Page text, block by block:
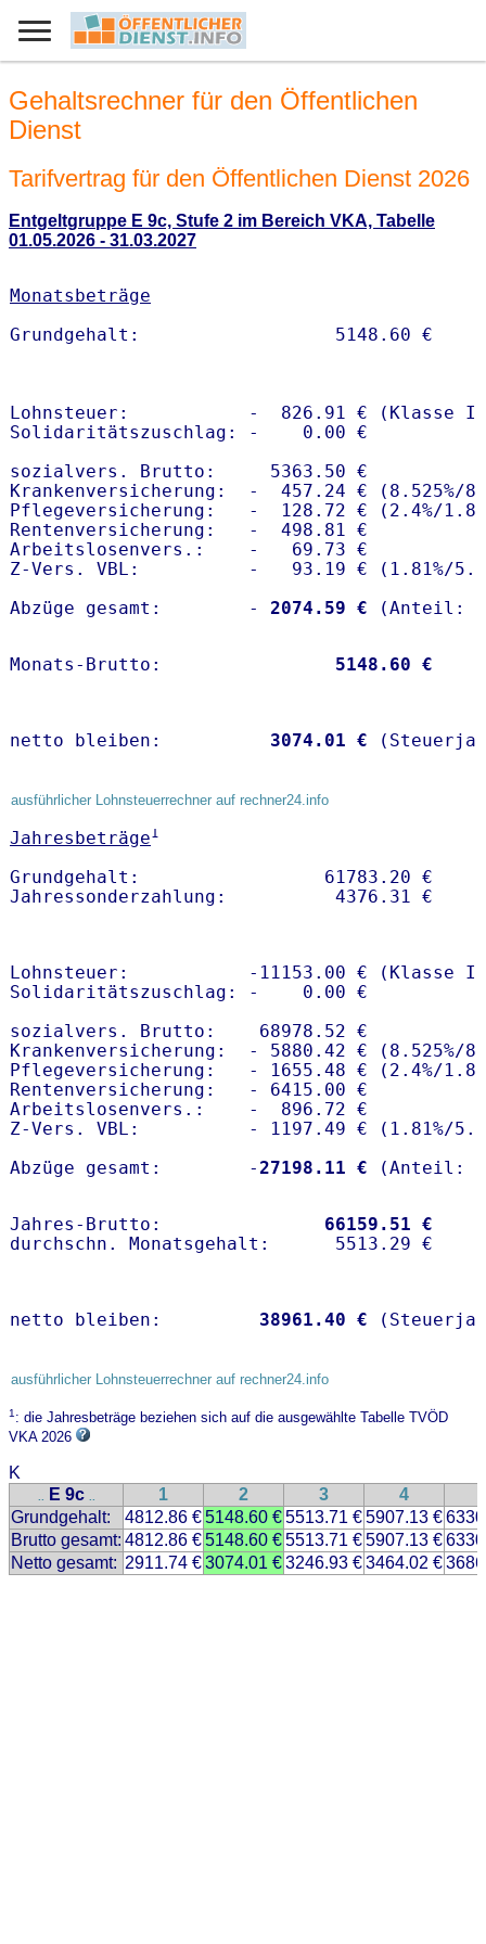
Gehaltsrechner für den Öffentlichen
Dienst
Tarifvertrag für den Öffentlichen Dienst 2026
Entgeltgruppe E 9c, Stufe 2 im Bereich VKA, Tabelle
01.05.2026 - 31.03.2027
Monatsbeträge
Lohnsteuer:           -  826.91 € (Klasse I)
Solidaritätszuschlag: -    0.00 €
sozialvers. Brutto:     5363.50 €
Krankenversicherung:  -  457.24 € (8.525%/
Pflegeversicherung:   -  128.72 € (2.4%/
Rentenversicherung:   -  498.81 €
Arbeitslosenvers.:    -   69.73 €
Z-Vers. VBL:          -   93.19 € ( 1.81%/
Abzüge gesamt:        -
2074.59 €
Monats-Brutto: 5148.60 €
netto bleiben: 3074.01 €
ausführlicher Lohnsteuerrechner auf rechner24.info
Jahresbeträge1
Grundgehalt:                 61783.20 €
Lohnsteuer:           -11153.00 € (Klasse I)
Solidaritätszuschlag: -    0.00 €
sozialvers. Brutto:    68978.52 €
Krankenversicherung:  - 5880.42 € (8.525%/
Pflegeversicherung:   - 1655.48 € (2.4%/
Rentenversicherung:   - 6415.00 €
Arbeitslosenvers.:    -  896.72 €
Z-Vers. VBL:          - 1197.49 € ( 1.81%/
Abzüge gesamt:        -27198.11 €
Jahres-Brutto: 66159.51 €
netto bleiben: 38961.40 €
ausführlicher Lohnsteuerrechner auf rechner24.info
1: die Jahresbeträge beziehen sich auf die ausgewählte Tabelle TVÖD
VKA 2026
K
.. E 9c .. 1 2 3 4
Grundgehalt:
4812.86 €5148.60 €5513.71 €5907.13 €
Brutto gesamt: 4812.86 €5148.60 €5513.71 €5907.13 €
Netto gesamt: 2911.74 €3074.01 €3246.93 €3464.02 €